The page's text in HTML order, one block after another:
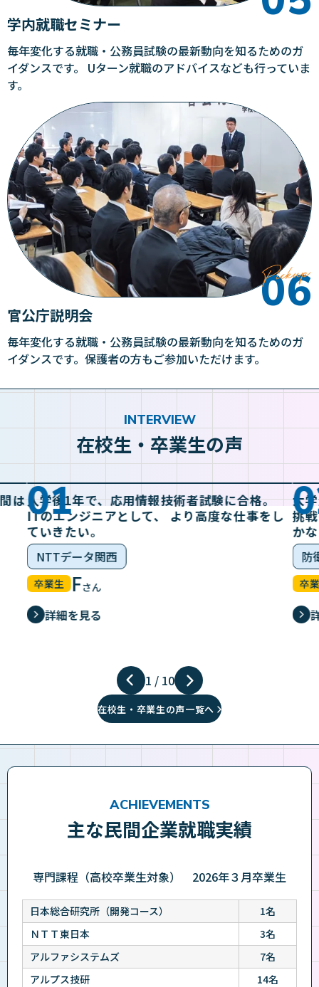
学内就職セミナー
毎年変化する就職・公務員試験の最新動向を知るためのガ
イダンスです。 Uターン就職のアドバイスなども行っていま
す。
官公庁説明会
毎年変化する就職・公務員試験の最新動向を知るためのガ
イダンスです。保護者の方もご参加いただけます。
在校生・卒業生の声
INTERVIEW
は01
入学後1年で、応用情報技術者試験に合格。
ITのエンジニアとして、 より高度な仕事をし
ていきたい。
NTTデータ関西
卒業生 Fさん
詳細を見る
大
挑
か
防
卒
1 / 10
在校生・卒業生の声一覧へ
主な民間企業就職実績
ACHIEVEMENTS
専門課程（高校卒業生対象） 2026年３月卒業生
日本総合研究所（開発コース）
1名
ＮＴＴ東日本
3名
アルファシステムズ
7名
アルプス技研
14名